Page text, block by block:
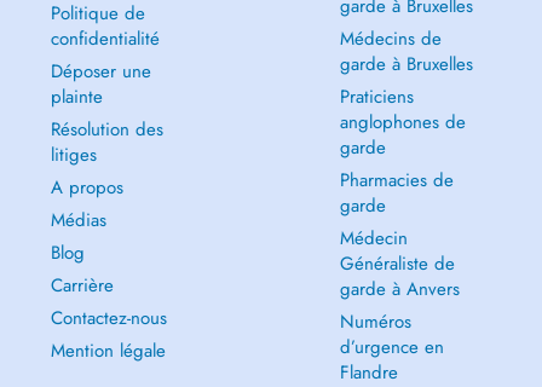
Politique de
confidentialité
Déposer une
plainte
Résolution des
litiges
A propos
Médias
Blog
Carrière
Contactez-nous
Mention légale
garde à Bruxelles
Médecins de
garde à Bruxelles
Praticiens
anglophones de
garde
Pharmacies de
garde
Médecin
Généraliste de
garde à Anvers
Numéros
d’urgence en
Flandre